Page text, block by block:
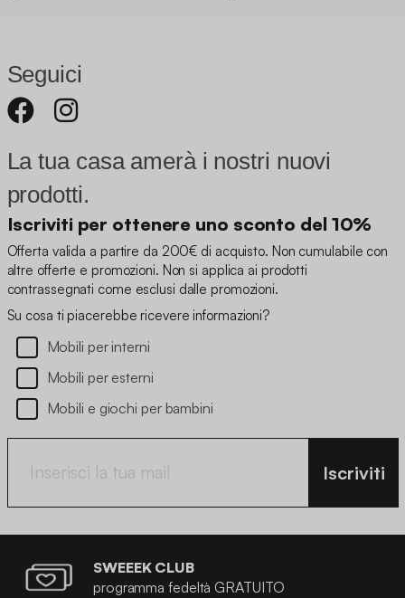
Seguici
La tua casa amerà i nostri nuovi
prodotti.
Iscriviti per ottenere uno sconto del 10%
Offerta valida a partire da 200€ di acquisto. Non cumulabile con
altre offerte e promozioni. Non si applica ai prodotti
contrassegnati come esclusi dalle promozioni.
Su cosa ti piacerebbe ricevere informazioni?
Mobili per interni
Mobili per esterni
Mobili e giochi per bambini
Iscriviti
SWEEEK CLUB
programma fedeltà GRATUITO